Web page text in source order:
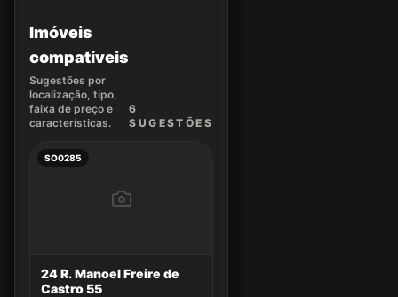
Imóveis
compatíveis
Sugestões por
localização, tipo,
faixa de preço e
características.
6
SUGEST ÕES
SO0285
24 R. Manoel Freire de
Castro 55